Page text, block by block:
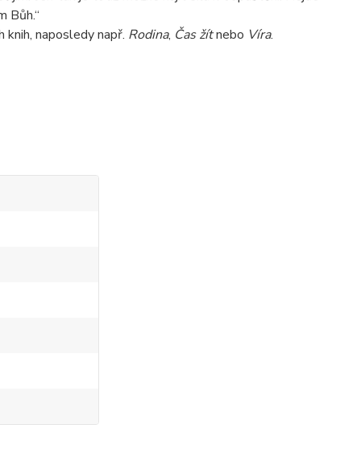
Bůh.“
naposledy např. Rodina, Čas žítnebo Víra.